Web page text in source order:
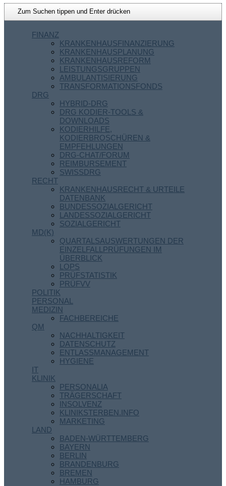
FINANZ
KRANKENHAUSFINANZIERUNG
KRANKENHAUSPLANUNG
KRANKENHAUSREFORM
LEISTUNGSGRUPPEN
AMBULANTISIERUNG
TRANSFORMATIONSFONDS
DRG
HYBRID-DRG
DRG KODIER-TOOLS &
DOWNLOADS
KODIERHILFE,
KODIERBROSCHÜREN &
EMPFEHLUNGEN
DRG-CHAT/FORUM
REIMBURSEMENT
SWISSDRG
RECHT
KRANKENHAUSRECHT & URTEILE
DATENBANK
BUNDESSOZIALGERICHT
LANDESSOZIALGERICHT
SOZIALGERICHT
MD(K)
QUARTALSAUSWERTUNGEN DER
EINZELFALLPRÜFUNGEN IM
ÜBERBLICK
LOPS
PRÜFSTATISTIK
PRÜFVV
POLITIK
PERSONAL
MEDIZIN
FACHBEREICHE
QM
NACHHALTIGKEIT
DATENSCHUTZ
ENTLASSMANAGEMENT
HYGIENE
IT
KLINIK
PERSONALIA
TRÄGERSCHAFT
INSOLVENZ
KLINIKSTERBEN.INFO
MARKETING
LAND
BADEN-WÜRTTEMBERG
BAYERN
BERLIN
BRANDENBURG
BREMEN
HAMBURG